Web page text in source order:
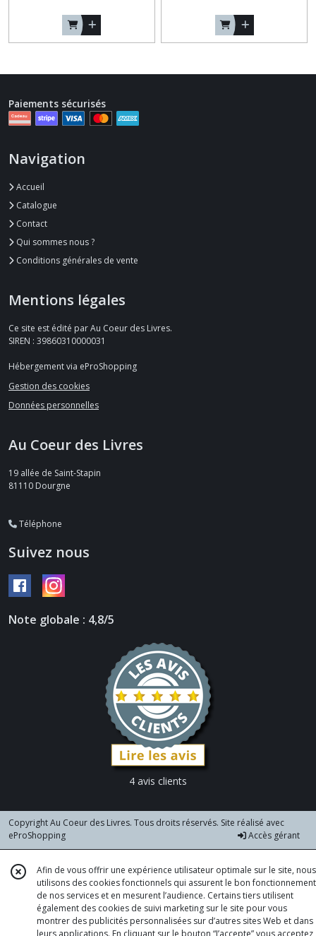
Paiements sécurisés
Navigation
Accueil
Catalogue
Contact
Qui sommes nous ?
Conditions générales de vente
Mentions légales
Ce site est édité par Au Coeur des Livres.
SIREN : 39860310000031
Hébergement via eProShopping
Gestion des cookies
Données personnelles
Au Coeur des Livres
19 allée de Saint-Stapin
81110 Dourgne
Téléphone
Suivez nous
Note globale : 4,8/5
4 avis clients
Copyright Au Coeur des Livres. Tous droits réservés. Site réalisé avec
eProShopping
Accès gérant
Afin de vous offrir une expérience utilisateur optimale sur le site, nous
utilisons des cookies fonctionnels qui assurent le bon fonctionnement
de nos services et en mesurent l’audience. Certains tiers utilisent
également des cookies de suivi marketing sur le site pour vous
montrer des publicités personnalisées sur d’autres sites Web et dans
leurs applications. En cliquant sur le bouton “J’accepte” vous acceptez